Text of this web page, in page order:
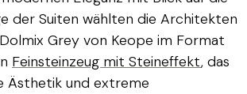
der Suiten wählten die Architekten
Grey von Keope im Format
Feinsteinzeug mit Steineffekt, das
Ästhetik und extreme